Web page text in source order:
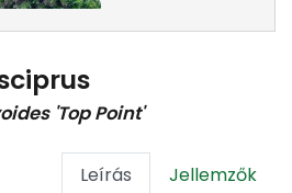
'Top Point'
Leírás Jellemzők